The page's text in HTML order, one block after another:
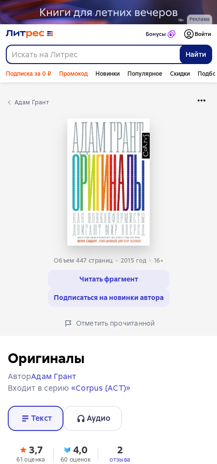
Реклама
Найти
Бонусы Войти
Подписка за 0 ₽ Промокод Новинки Популярное Скидки
Адам Грант
Объем 447 страниц 2015 год 16+
Читать фрагмент
Подписаться на новинки автора
Отметить прочитанной
Оригиналы
АвторАдам Грант
Входит в серию «Corpus (АСТ)»
Текст Аудио
3,7
61 оценка
4,0
60 оценок
2
отзыва